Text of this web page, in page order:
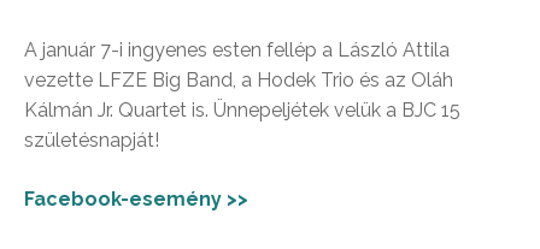
A január 7-i ingyenes esten fellép a László Attila
vezette LFZE Big Band, a Hodek Trio és az Oláh
Kálmán Jr. Quartet is. Ünnepeljétek velük a BJC 15
születésnapját!
Facebook-esemény >>